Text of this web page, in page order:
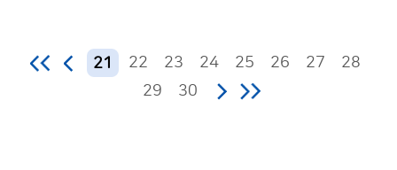
21 22 23 24 25 26 27
28
29
30